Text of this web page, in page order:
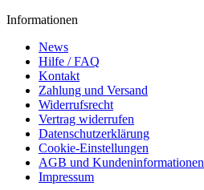
Informationen
News
Hilfe / FAQ
Kontakt
Zahlung und Versand
Widerrufsrecht
Vertrag widerrufen
Datenschutzerklärung
Cookie-Einstellungen
AGB und Kundeninformationen
Impressum